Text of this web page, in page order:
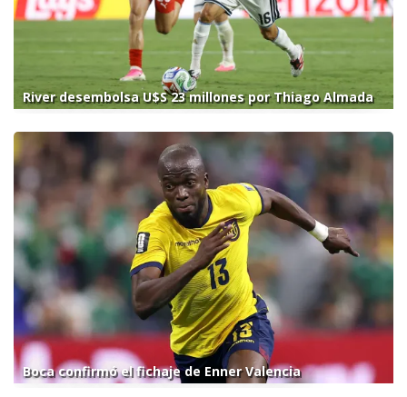
River desembolsa U$S 23 millones por Thiago Almada
Boca confirmó el fichaje de Enner Valencia